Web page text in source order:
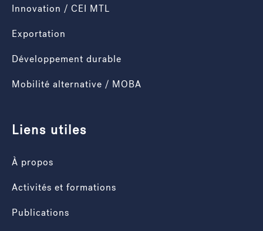
Innovation / CEI MTL
Exportation
Développement durable
Mobilité alternative / MOBA
Liens utiles
À propos
Activités et formations
Publications